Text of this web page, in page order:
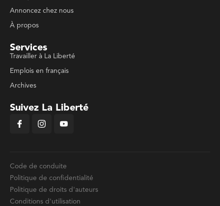
Annoncez chez nous
À propos
Services
Travailler à La Liberté
Emplois en français
Archives
Suivez La Liberté
Code de conduite
Politique de confidentialité
Politique de droits d'auteurs
Conditions d'utilisation